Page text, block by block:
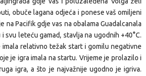
obuče lagana odjeća i ponese vaš omiljeni
Pacifik gdje vas na obalama Guadalcanala
svu leteću gamad, stavlja na ugodnih +40°C.
relativno težak start i gomilu negativne
je igra imala na startu. Vrijeme je prolazilo i
igra, a što je najvažnije ugodno je igriva.